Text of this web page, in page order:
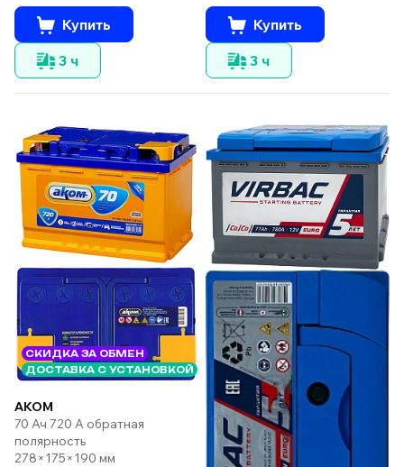
Купить
3 ч
Купить
3 ч
СКИДКА ЗА ОБМЕН
ДОСТАВКА С УСТАНОВКОЙ
AKOM
70 Ач 720 А обратная
полярность
278×175×190 мм